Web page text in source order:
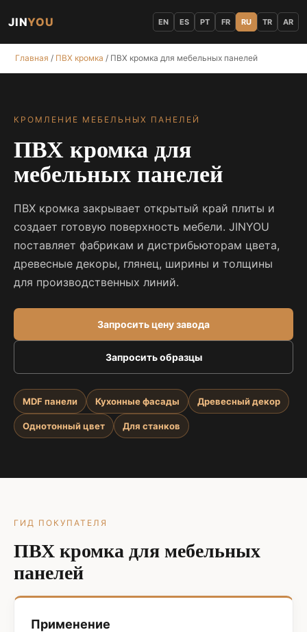
JINYOU EN ES PT FR RU TR AR
Главная / ПВХ кромка / ПВХ кромка для мебельных панелей
КРОМЛЕНИЕ МЕБЕЛЬНЫХ ПАНЕЛЕЙ
ПВХ кромка для
мебельных панелей
ПВХ кромка закрывает открытый край плиты и
создает готовую поверхность мебели. JINYOU
поставляет фабрикам и дистрибьюторам цвета,
древесные декоры, глянец, ширины и толщины
для производственных линий.
Запросить цену завода
Запросить образцы
MDF панели Кухонные фасады Древесный декор
Однотонный цвет Для станков
ГИД ПОКУПАТЕЛЯ
ПВХ кромка для мебельных
панелей
Применение